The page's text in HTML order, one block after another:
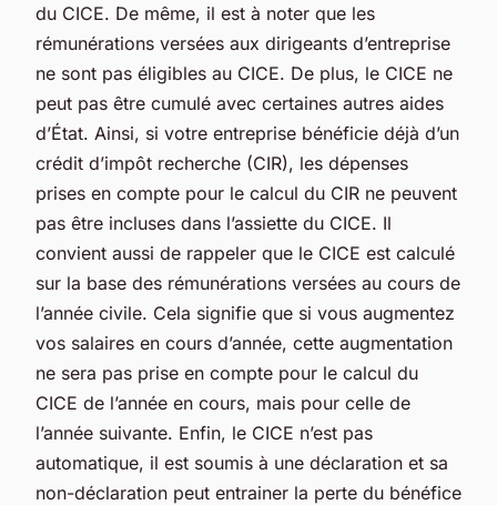
du CICE. De même, il est à noter que les
rémunérations versées aux dirigeants d’entreprise
ne sont pas éligibles au CICE. De plus, le CICE ne
peut pas être cumulé avec certaines autres aides
d’État. Ainsi, si votre entreprise bénéficie déjà d’un
crédit d’impôt recherche (CIR), les dépenses
prises en compte pour le calcul du CIR ne peuvent
pas être incluses dans l’assiette du CICE. Il
convient aussi de rappeler que le CICE est calculé
sur la base des rémunérations versées au cours de
l’année civile. Cela signifie que si vous augmentez
vos salaires en cours d’année, cette augmentation
ne sera pas prise en compte pour le calcul du
CICE de l’année en cours, mais pour celle de
l’année suivante. Enfin, le CICE n’est pas
automatique, il est soumis à une déclaration et sa
non-déclaration peut entrainer la perte du bénéfice